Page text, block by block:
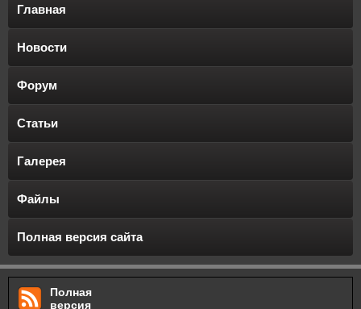
Главная
Новости
Форум
Статьи
Галерея
Файлы
Полная версия сайта
Полная
версия